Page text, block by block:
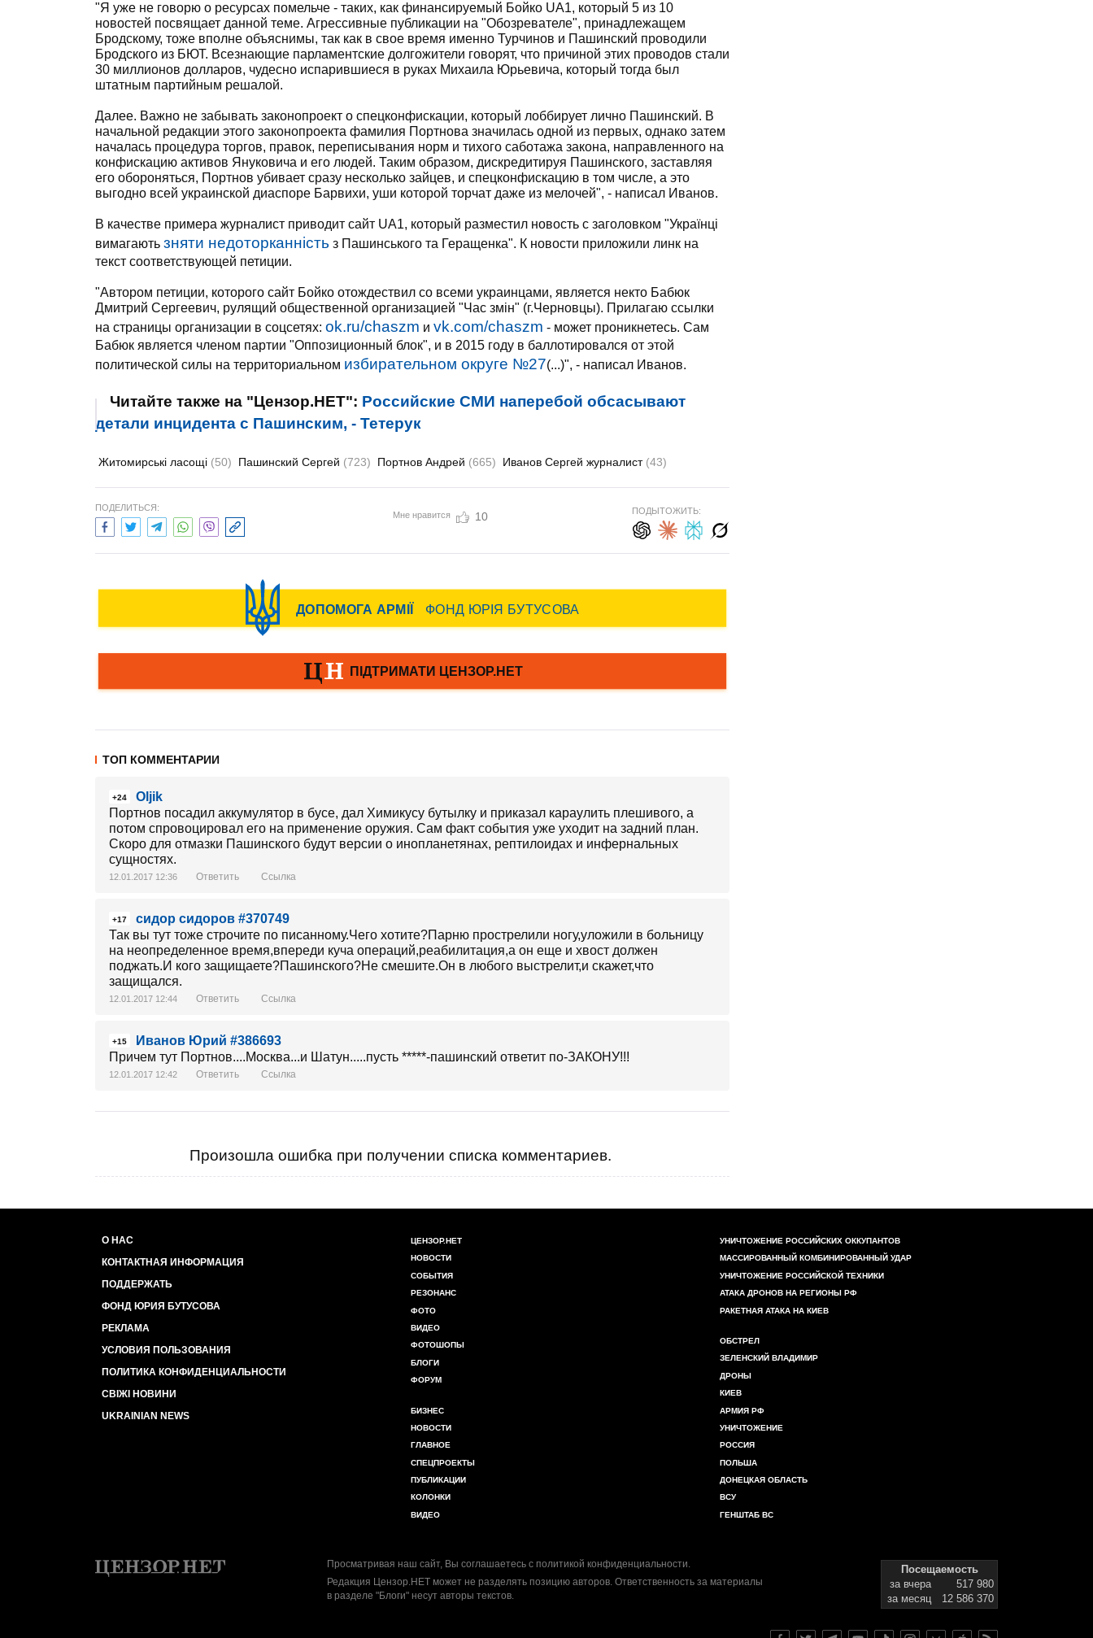
"Я уже не говорю о ресурсах помельче - таких, как финансируемый Бойко UA1, который 5 из 10
новостей посвящает данной теме. Агрессивные публикации на "Обозревателе", принадлежащем
Бродскому, тоже вполне объяснимы, так как в свое время именно Турчинов и Пашинский проводили
Бродского из БЮТ. Всезнающие парламентские долгожители говорят, что причиной этих проводов стали
30 миллионов долларов, чудесно испарившиеся в руках Михаила Юрьевича, который тогда был
штатным партийным решалой.
Далее. Важно не забывать законопроект о спецконфискации, который лоббирует лично Пашинский. В
начальной редакции этого законопроекта фамилия Портнова значилась одной из первых, однако затем
началась процедура торгов, правок, переписывания норм и тихого саботажа закона, направленного на
конфискацию активов Януковича и его людей. Таким образом, дискредитируя Пашинского, заставляя
его обороняться, Портнов убивает сразу несколько зайцев, и спецконфискацию в том числе, а это
выгодно всей украинской диаспоре Барвихи, уши которой торчат даже из мелочей", - написал Иванов.
В качестве примера журналист приводит сайт UA1, который разместил новость с заголовком "Українці
вимагають зняти недоторканність з Пашинського та Геращенка". К новости приложили линк на
текст соответствующей петиции.
"Автором петиции, которого сайт Бойко отождествил со всеми украинцами, является некто Бабюк
Дмитрий Сергеевич, рулящий общественной организацией "Час змін" (г.Черновцы). Прилагаю ссылки
на страницы организации в соцсетях: ok.ru/chaszm и vk.com/chaszm - может проникнетесь. Сам
Бабюк является членом партии "Оппозиционный блок", и в 2015 году в баллотировался от этой
политической силы на территориальном избирательном округе №27(...)", - написал Иванов.
Читайте также на "Цензор.НЕТ": Российские СМИ наперебой обсасывают
детали инцидента с Пашинским, - Тетерук
Житомирські ласощі (50) Пашинский Сергей (723) Портнов Андрей (665) Иванов Сергей журналист (43)
ПОДЕЛИТЬСЯ:
Мне нравится 10 ПОДЫТОЖИТЬ:
ТОП КОММЕНТАРИИ
+24
Oljik
Портнов посадил аккумулятор в бусе, дал Химикусу бутылку и приказал караулить плешивого, а
потом спровоцировал его на применение оружия. Сам факт события уже уходит на задний план.
Скоро для отмазки Пашинского будут версии о инопланетянах, рептилоидах и инфернальных
сущностях.
12.01.2017 12:36 Ответить Ссылка
+17
сидор сидоров #370749
Так вы тут тоже строчите по писанному.Чего хотите?Парню прострелили ногу,уложили в больницу
на неопределенное время,впереди куча операций,реабилитация,а он еще и хвост должен
поджать.И кого защищаете?Пашинского?Не смешите.Он в любого выстрелит,и скажет,что
защищался.
12.01.2017 12:44 Ответить Ссылка
+15
Иванов Юрий #386693
Причем тут Портнов....Москва...и Шатун.....пусть *****-пашинский ответит по-ЗАКОНУ!!!
12.01.2017 12:42 Ответить Ссылка
Произошла ошибка при получении списка комментариев.
О НАС
КОНТАКТНАЯ ИНФОРМАЦИЯ
ПОДДЕРЖАТЬ
ФОНД ЮРИЯ БУТУСОВА
РЕКЛАМА
УСЛОВИЯ ПОЛЬЗОВАНИЯ
ПОЛИТИКА КОНФИДЕНЦИАЛЬНОСТИ
СВІЖІ НОВИНИ
UKRAINIAN NEWS
ЦЕНЗОР.НЕТ
НОВОСТИ
СОБЫТИЯ
РЕЗОНАНС
ФОТО
ВИДЕО
ФОТОШОПЫ
БЛОГИ
ФОРУМ
БИЗНЕС
НОВОСТИ
ГЛАВНОЕ
СПЕЦПРОЕКТЫ
ПУБЛИКАЦИИ
КОЛОНКИ
ВИДЕО
УНИЧТОЖЕНИЕ РОССИЙСКИХ ОККУПАНТОВ
МАССИРОВАННЫЙ КОМБИНИРОВАННЫЙ УДАР
УНИЧТОЖЕНИЕ РОССИЙСКОЙ ТЕХНИКИ
АТАКА ДРОНОВ НА РЕГИОНЫ РФ
РАКЕТНАЯ АТАКА НА КИЕВ
ОБСТРЕЛ
ЗЕЛЕНСКИЙ ВЛАДИМИР
ДРОНЫ
КИЕВ
АРМИЯ РФ
УНИЧТОЖЕНИЕ
РОССИЯ
ПОЛЬША
ДОНЕЦКАЯ ОБЛАСТЬ
ВСУ
ГЕНШТАБ ВС
Просматривая наш сайт, Вы соглашаетесь с политикой конфиденциальности.
Редакция Цензор.НЕТ может не разделять позицию авторов. Ответственность за материалы
в разделе "Блоги" несут авторы текстов.
Посещаемость
за вчера
517 980
за месяц
12 586 370